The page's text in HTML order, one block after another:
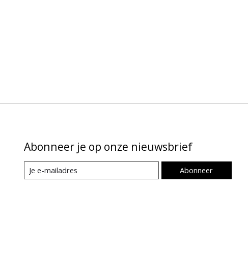
Abonneer je op onze nieuwsbrief
Abonneer